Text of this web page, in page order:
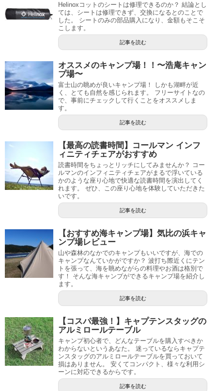
Helinoxコットのシートは修理できるのか？ 結論とし
ては、シートは修理できず、交換になるとのことで
した。 シートのみの部品購入になり、金額もそこそ
こします。
記事を読む
オススメのキャンプ場！！〜浩庵キャン
プ場〜
富士山の眺めが良いキャンプ場！ しかも湖畔が近
く、とても自然を感じられます。 フリーサイトなの
で、事前にチェックして行くことをオススメしま
す。
記事を読む
【最高の読書時間】コールマン インフ
ィニティチェアがおすすめ
読書時間をちょっとリッチにしてみませんか？ コー
ルマンのインフィニティチェアがまるで浮いている
かのような座り心地で快適な読書時間を演出してく
れます。 ぜひ、この座り心地を体験していただきた
いです。
記事を読む
【おすすめ海キャンプ場】気比の浜キャ
ンプ場レビュー
山や森林のなかでのキャンプもいいですが、海での
キャンプなんていかがですか？ 波打ち際近くにテン
トを張って、海を眺めながらの料理やお酒は格別で
す！ そんな海キャンプができるキャンプ場を紹介し
ます。
記事を読む
【コスパ最強！】キャプテンスタッグの
アルミロールテーブル
キャンプ初心者で、どんなテーブルを購入すべきか
わからないというあなた。 迷っているならキャプテ
ンスタッグのアルミロールテーブルを買っておいて
損はありません。 安くてコンパクト、様々な利用シ
ーンに対応できるからです。
記事を読む